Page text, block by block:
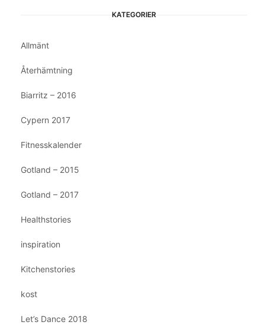
KATEGORIER
Allmänt
Återhämtning
Biarritz – 2016
Cypern 2017
Fitnesskalender
Gotland – 2015
Gotland – 2017
Healthstories
inspiration
Kitchenstories
kost
Let’s Dance 2018